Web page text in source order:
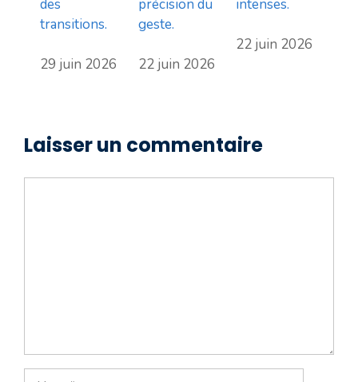
des
transitions.
29 juin 2026
précision du
geste.
22 juin 2026
intenses.
22 juin 2026
Laisser un commentaire
Nom